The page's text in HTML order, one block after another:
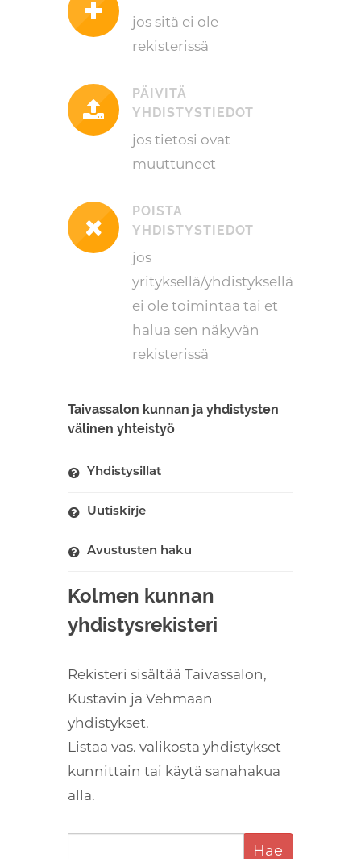
jos sitä ei ole
rekisterissä
PÄIVITÄ
YHDISTYSTIEDOT
jos tietosi ovat
muuttuneet
POISTA
YHDISTYSTIEDOT
jos
yrityksellä/yhdistyksellä
ei ole toimintaa tai et
halua sen näkyvän
rekisterissä
Taivassalon kunnan ja yhdistysten
välinen yhteistyö
Yhdistysillat
Uutiskirje
Avustusten haku
Kolmen kunnan
yhdistysrekisteri
Rekisteri sisältää Taivassalon,
Kustavin ja Vehmaan
yhdistykset.
Listaa vas. valikosta yhdistykset
kunnittain tai käytä sanahakua
alla.